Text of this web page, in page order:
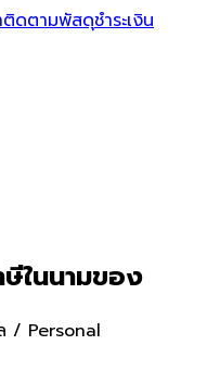
ติดตามพัสดุชำระเงิน
ในนามของ
/ Personal